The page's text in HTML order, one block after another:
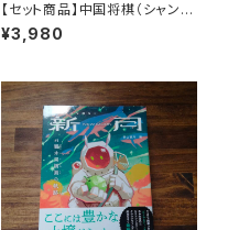
【セット商品】中国将棋（シャンチ
ー）+ 強くなる!シャンチー入門
¥3,980